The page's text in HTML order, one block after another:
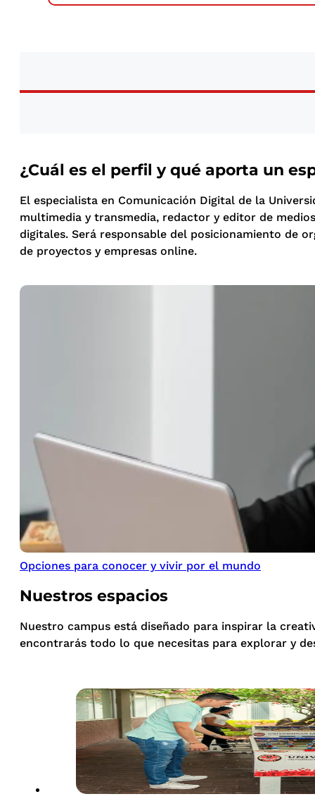
¿Cuál es el perfil y qué aporta un
El especialista en Comunicación Digital de la
multimedia y transmedia, redactor y editor de
digitales. Será responsable del posicionamiento de
de proyectos y empresas online.
Opciones para conocer y vivir por el mundo
Nuestros espacios
Nuestro campus está diseñado para inspirar la
encontrarás todo lo que necesitas para explorar y